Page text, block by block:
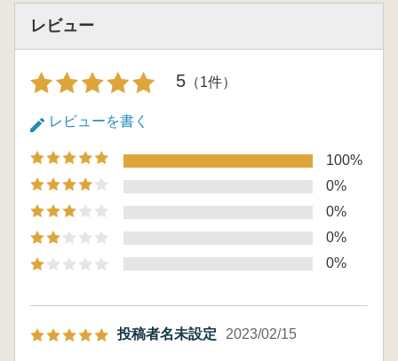
レビュー
5 （1件）
レビューを書く
100%
0%
0%
0%
0%
投稿者名未設定 2023/02/15